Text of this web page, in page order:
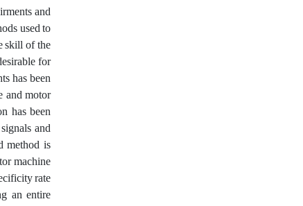
and
used to
skill of the
for
has been
and motor
has been
and
method is
machine
rate
an entire